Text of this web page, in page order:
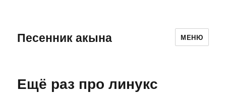
Песенник акына МЕНЮ
Ещё раз про линукс